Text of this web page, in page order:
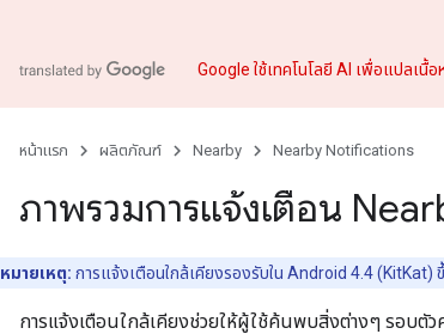
Google ใช้เทคโนโลยี AI เพื่อแปลเ
หน้าแรก ผลิตภัณฑ์ Nearby Nearby Notifications
ภาพรวมการแจ้งเตือน
หมายเหตุ: การแจ้งเตือนใกล้เคียงรองรับใน Android 4.4 (KitKat)
การแจ้งเตือนใกล้เคียงช่วยให้ผู้ใช้ค้นพบสิ่งต่างๆ รอบตั